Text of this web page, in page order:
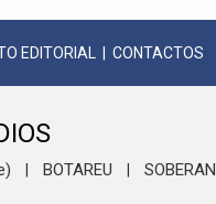
EDITORIAL CONTACTOS
BOTAREU